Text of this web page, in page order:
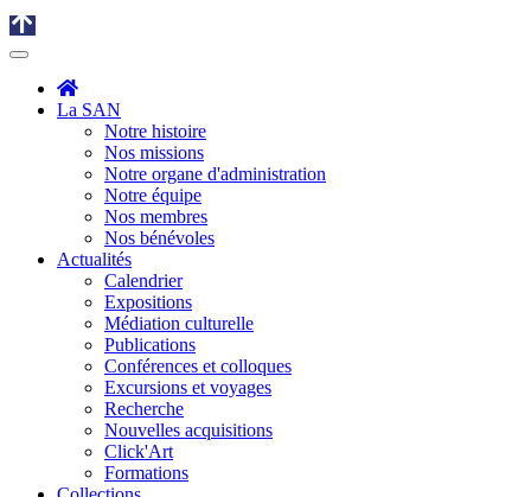
La SAN
Notre histoire
Nos missions
Notre organe d'administration
Notre équipe
Nos membres
Nos bénévoles
Actualités
Calendrier
Expositions
Médiation culturelle
Publications
Conférences et colloques
Excursions et voyages
Recherche
Nouvelles acquisitions
Click'Art
Formations